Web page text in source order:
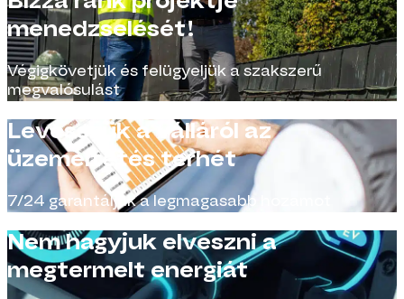
menedzselését!
Végigkövetjük és felügyeljük a szakszerű
megvalósulást
Levesszük a válláról az
üzemeltetés terhét
7/24 garantáljuk a legmagasabb hozamot
Nem hagyjuk elveszni a
megtermelt energiát